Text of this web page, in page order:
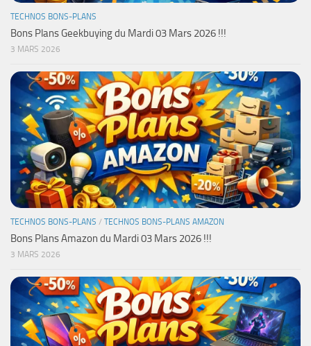
TECHNOS BONS-PLANS
Bons Plans Geekbuying du Mardi 03 Mars 2026 !!!
3 MARS 2026
TECHNOS BONS-PLANS / TECHNOS BONS-PLANS AMAZON
Bons Plans Amazon du Mardi 03 Mars 2026 !!!
3 MARS 2026